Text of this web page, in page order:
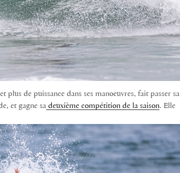
plus de puissance dans ses manoeuvres, fait passer sa
et gagne sa deuxième compétition de la saison. Elle